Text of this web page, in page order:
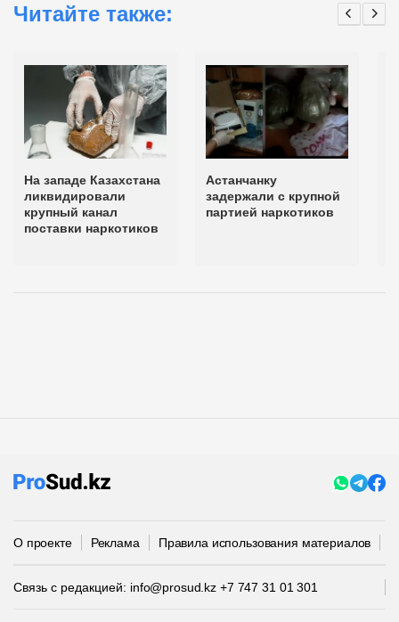
Читайте также:
На западе Казахстана
ликвидировали
крупный канал
поставки наркотиков
Астанчанку
задержали с крупной
партией наркотиков
О проекте Реклама Правила использования материалов
Связь с редакцией: info@prosud.kz +7 747 31 01 301